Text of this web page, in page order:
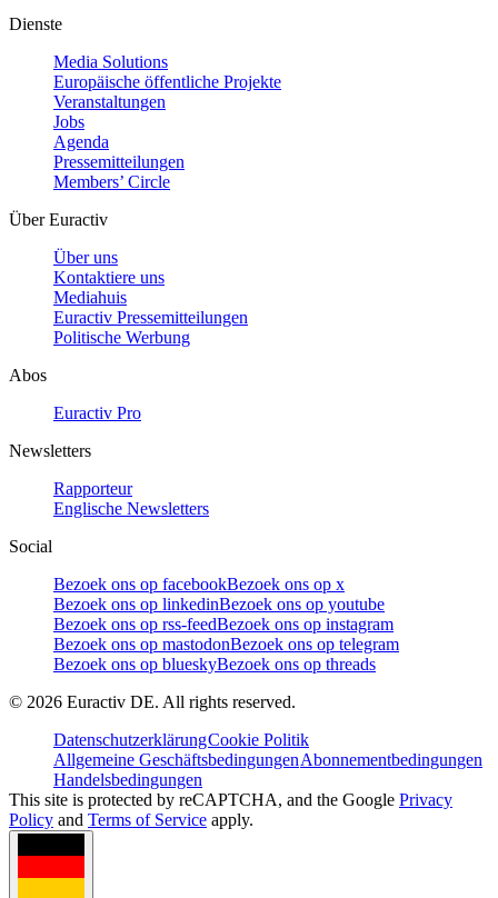
Dienste
Media Solutions
Europäische öffentliche Projekte
Veranstaltungen
Jobs
Agenda
Pressemitteilungen
Members’ Circle
Über Euractiv
Über uns
Kontaktiere uns
Mediahuis
Euractiv Pressemitteilungen
Politische Werbung
Abos
Euractiv Pro
Newsletters
Rapporteur
Englische Newsletters
Social
Bezoek ons op facebookBezoek ons op x
Bezoek ons op linkedinBezoek ons op youtube
Bezoek ons op rss-feedBezoek ons op instagram
Bezoek ons op mastodonBezoek ons op telegram
Bezoek ons op blueskyBezoek ons op threads
© 2026 Euractiv DE. All rights reserved.
DatenschutzerklärungCookie Politik
Allgemeine GeschäftsbedingungenAbonnementbedingungen
Handelsbedingungen
This site is protected by reCAPTCHA, and the Google Privacy
Policy and Terms of Service apply.